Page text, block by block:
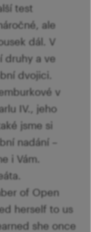
test
ale
dál. V
druhy a ve
dvojici.
v
IV., jeho
jsme si
nadání –
i Vám.
of Open
herself to us
she once